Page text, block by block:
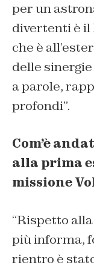
per un
divertenti è il
che è
delle
a parole,
profondi”.
Com’è
alla prima
missione
“Rispetto
più informa,
rientro è